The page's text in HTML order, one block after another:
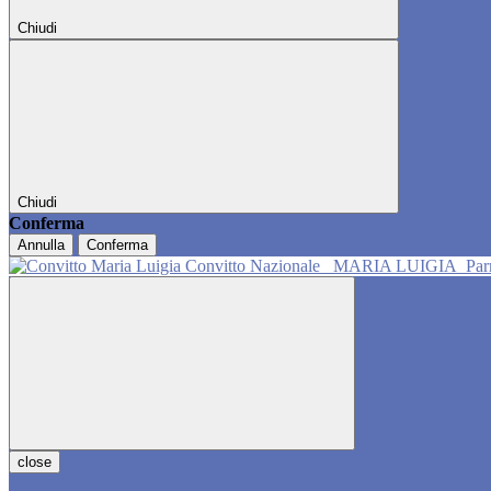
Chiudi
Chiudi
Conferma
Annulla Conferma
Convitto Nazionale MARIA LUIGIA
close